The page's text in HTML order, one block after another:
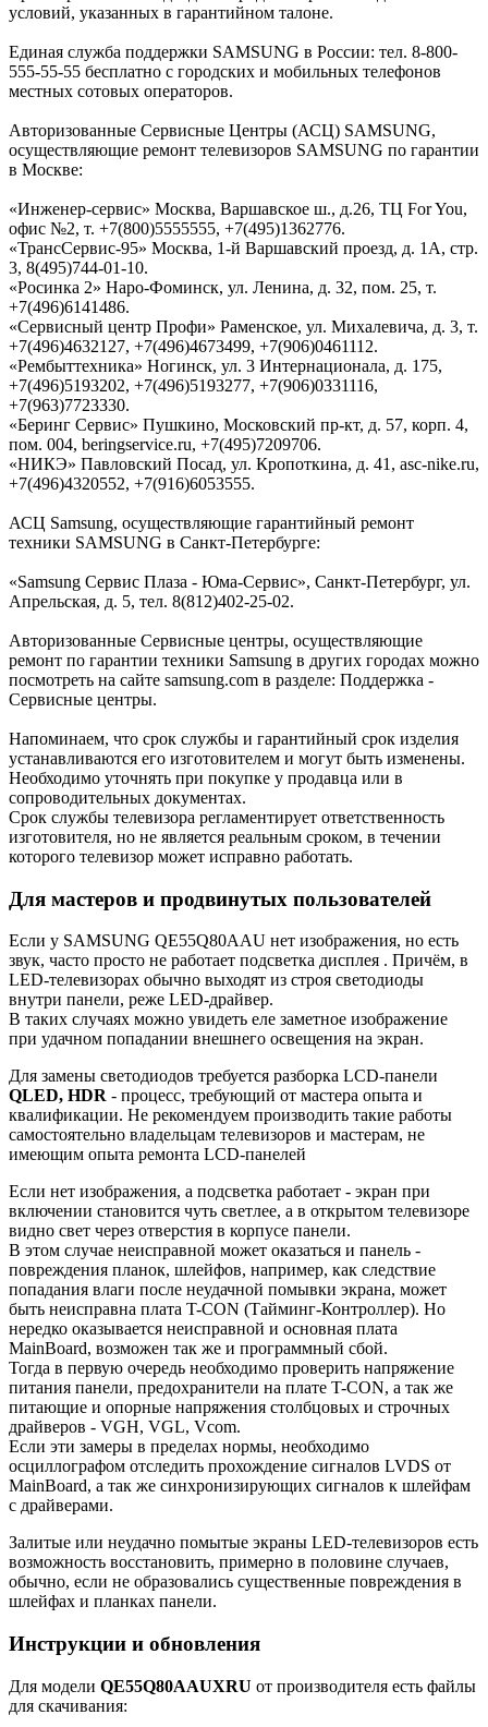
условий, указанных в гарантийном талоне.
Единая служба поддержки SAMSUNG в России: тел. 8-800-
555-55-55 бесплатно с городских и мобильных телефонов
местных сотовых операторов.
Авторизованные Сервисные Центры (АСЦ) SAMSUNG,
осуществляющие ремонт телевизоров SAMSUNG по гарантии
в Москве:
«Инженер-сервис» Москва, Варшавское ш., д.26, ТЦ For You,
офис №2, т. +7(800)5555555, +7(495)1362776.
«ТрансСервис-95» Москва, 1-й Варшавский проезд, д. 1А, стр.
3, 8(495)744-01-10.
«Росинка 2» Наро-Фоминск, ул. Ленина, д. 32, пом. 25, т.
+7(496)6141486.
«Сервисный центр Профи» Раменское, ул. Михалевича, д. 3, т.
+7(496)4632127, +7(496)4673499, +7(906)0461112.
«Рембыттехника» Ногинск, ул. 3 Интернационала, д. 175,
+7(496)5193202, +7(496)5193277, +7(906)0331116,
+7(963)7723330.
«Беринг Сервис» Пушкино, Московский пр-кт, д. 57, корп. 4,
пом. 004, beringservice.ru, +7(495)7209706.
«НИКЭ» Павловский Посад, ул. Кропоткина, д. 41, asc-nike.ru,
+7(496)4320552, +7(916)6053555.
АСЦ Samsung, осуществляющие гарантийный ремонт
техники SAMSUNG в Санкт-Петербурге:
«Samsung Сервис Плаза - Юма-Cервис», Санкт-Петербург, ул.
Апрельская, д. 5, тел. 8(812)402-25-02.
Авторизованные Сервисные центры, осуществляющие
ремонт по гарантии техники Samsung в других городах можно
посмотреть на сайте samsung.com в разделе: Поддержка -
Сервисные центры.
Напоминаем, что срок службы и гарантийный срок изделия
устанавливаются его изготовителем и могут быть изменены.
Необходимо уточнять при покупке у продавца или в
сопроводительных документах.
Срок службы телевизора регламентирует ответственность
изготовителя, но не является реальным сроком, в течении
которого телевизор может исправно работать.
Для мастеров и продвинутых пользователей
Если у SAMSUNG QE55Q80AAU нет изображения, но есть
звук, часто просто не работает подсветка дисплея . Причём, в
LED-телевизорах обычно выходят из строя светодиоды
внутри панели, реже LED-драйвер.
В таких случаях можно увидеть еле заметное изображение
при удачном попадании внешнего освещения на экран.
Для замены светодиодов требуется разборка LCD-панели
QLED, HDR - процесс, требующий от мастера опыта и
квалификации. Не рекомендуем производить такие работы
самостоятельно владельцам телевизоров и мастерам, не
имеющим опыта ремонта LCD-панелей
Если нет изображения, а подсветка работает - экран при
включении становится чуть светлее, а в открытом телевизоре
видно свет через отверстия в корпусе панели.
В этом случае неисправной может оказаться и панель -
повреждения планок, шлейфов, например, как следствие
попадания влаги после неудачной помывки экрана, может
быть неисправна плата T-CON (Тайминг-Контроллер). Но
нередко оказывается неисправной и основная плата
MainBoard, возможен так же и программный сбой.
Тогда в первую очередь необходимо проверить напряжение
питания панели, предохранители на плате T-CON, а так же
питающие и опорные напряжения столбцовых и строчных
драйверов - VGH, VGL, Vcom.
Если эти замеры в пределах нормы, необходимо
осциллографом отследить прохождение сигналов LVDS от
MainBoard, а так же синхронизирующих сигналов к шлейфам
с драйверами.
Залитые или неудачно помытые экраны LED-телевизоров есть
возможность восстановить, примерно в половине случаев,
обычно, если не образовались существенные повреждения в
шлейфах и планках панели.
Инструкции и обновления
Для модели QE55Q80AAUXRU от производителя есть файлы
для скачивания: